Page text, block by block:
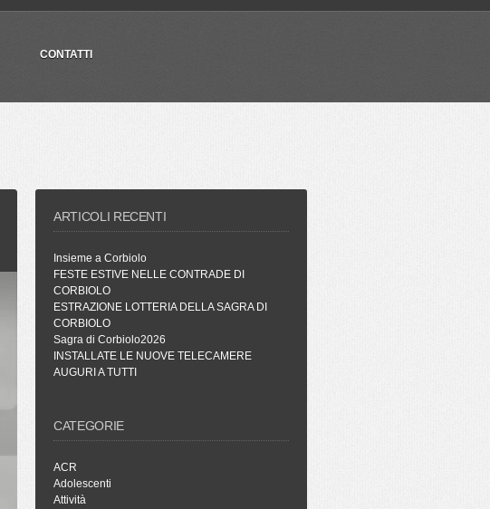
CONTATTI
ARTICOLI RECENTI
Insieme a Corbiolo
FESTE ESTIVE NELLE CONTRADE DI
CORBIOLO
ESTRAZIONE LOTTERIA DELLA SAGRA DI
CORBIOLO
Sagra di Corbiolo2026
INSTALLATE LE NUOVE TELECAMERE
AUGURI A TUTTI
CATEGORIE
ACR
Adolescenti
Attività